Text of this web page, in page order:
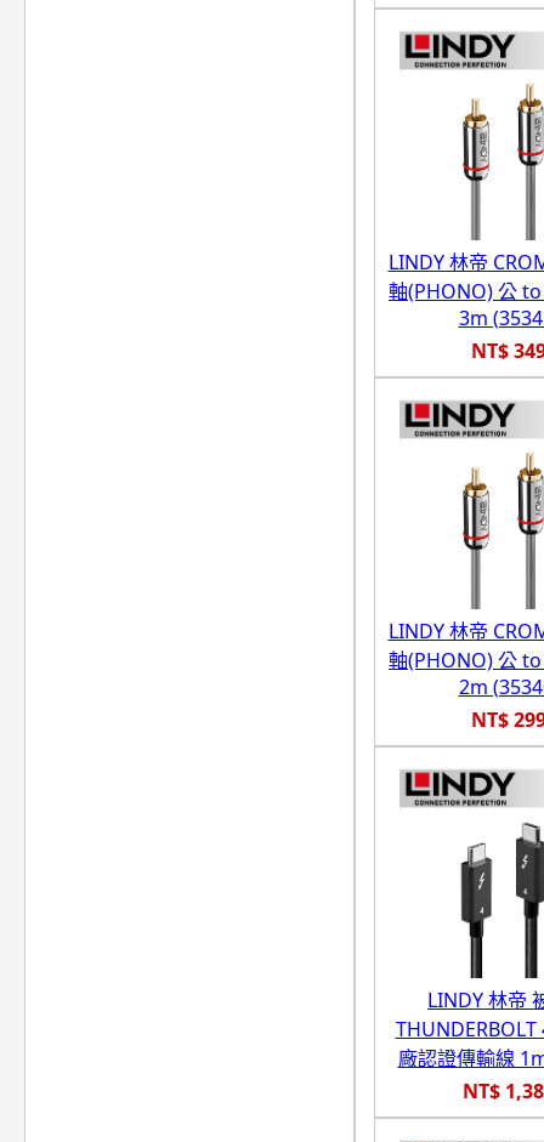
LINDY 林帝
軸(PHONO) 公
3m
NT$
LINDY 林帝
軸(PHONO) 公
2m
NT$
LINDY 林帝
廠認證傳輸線
NT$